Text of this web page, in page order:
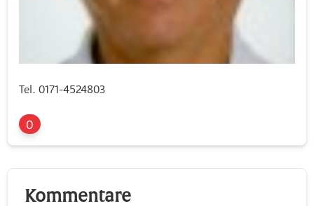
Tel. 0171-4524803
0
Kommentare